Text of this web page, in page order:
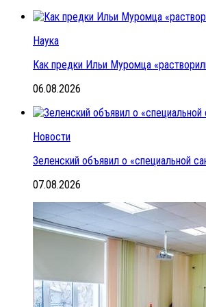
Наука
Как предки Ильи Муромца
06.08.2026
Новости
Зеленский объявил о «специальной
07.08.2026